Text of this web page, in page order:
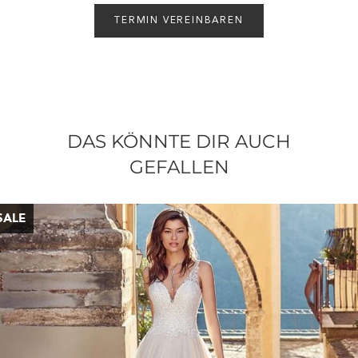
TERMIN VEREINBAREN
DAS KÖNNTE DIR AUCH
GEFALLEN